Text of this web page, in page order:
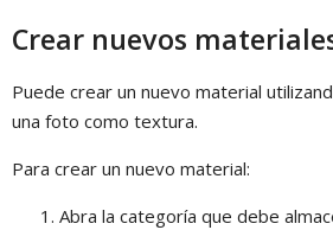
Crear nuevos
Puede crear un nuevo material
una foto como textura.
Para crear un nuevo material:
Abra la categoría que debe